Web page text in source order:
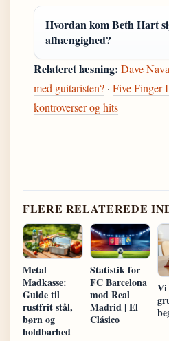
Hvordan kom Beth Hart
afhængighed?
Relateret læsning: Dave
med guitaristen? · Five Finger
kontroverser og hits
FLERE RELATEREDE
Metal
Madkasse:
Guide til
rustfrit stål,
børn og
holdbarhed
Statistik for
FC Barcelona
mod Real
Madrid | El
Clásico
Vi